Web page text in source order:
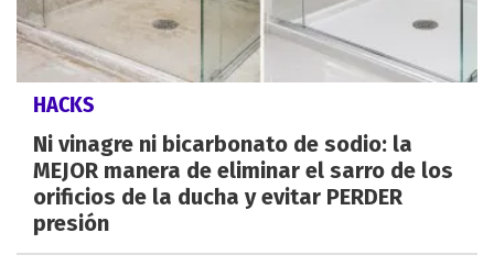
HACKS
Ni vinagre ni bicarbonato de sodio: la
MEJOR manera de eliminar el sarro de los
orificios de la ducha y evitar PERDER
presión